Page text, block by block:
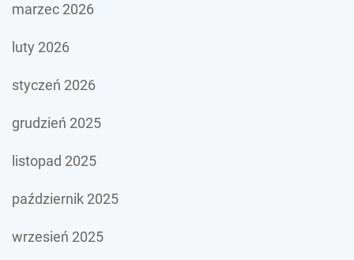
marzec 2026
luty 2026
styczeń 2026
grudzień 2025
listopad 2025
październik 2025
wrzesień 2025